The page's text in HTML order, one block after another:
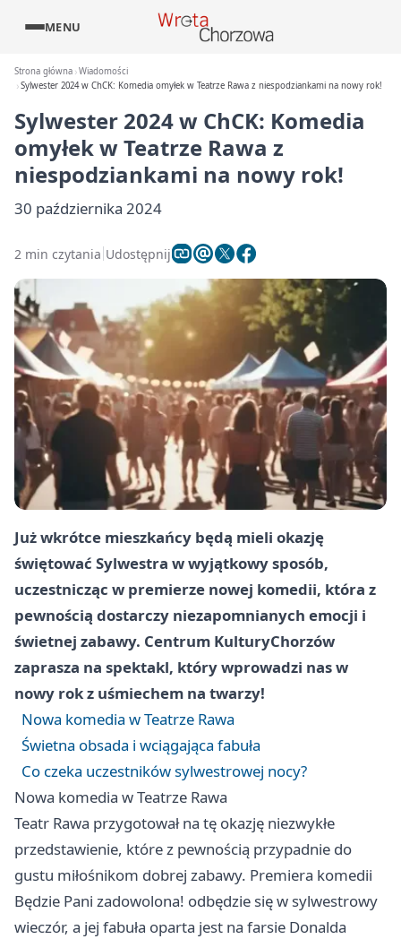
MENU
Strona główna Wiadomości
Sylwester 2024 w ChCK: Komedia omyłek w Teatrze Rawa z niespodziankami na nowy rok!
Sylwester 2024 w ChCK: Komedia
omyłek w Teatrze Rawa z
niespodziankami na nowy rok!
30 października 2024
2 min czytania Udostępnij
Już wkrótce mieszkańcy będą mieli okazję
świętować Sylwestra w wyjątkowy sposób,
uczestnicząc w premierze nowej komedii, która z
pewnością dostarczy niezapomnianych emocji i
świetnej zabawy. Centrum KulturyChorzów
zaprasza na spektakl, który wprowadzi nas w
nowy rok z uśmiechem na twarzy!
Nowa komedia w Teatrze Rawa
Świetna obsada i wciągająca fabuła
Co czeka uczestników sylwestrowej nocy?
Nowa komedia w Teatrze Rawa
Teatr Rawa przygotował na tę okazję niezwykłe
przedstawienie, które z pewnością przypadnie do
gustu miłośnikom dobrej zabawy. Premiera komedii
Będzie Pani zadowolona! odbędzie się w sylwestrowy
wieczór, a jej fabuła oparta jest na farsie Donalda